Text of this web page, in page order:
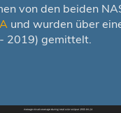
von den beiden
und wurden über
2019) gemittelt.